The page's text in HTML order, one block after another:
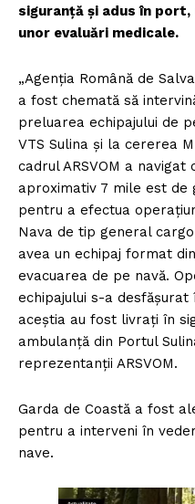
siguranță și adus în port,
unor evaluări medicale.
„Agenția Română de
a fost chemată să
preluarea echipajului de
VTS Sulina și la cererea
cadrul ARSVOM a
aproximativ 7 mile est de
pentru a efectua
Nava de tip general
avea un echipaj format
evacuarea de pe navă.
echipajului s-a
aceștia au fost livrați în
ambulanță din Portul
reprezentanții ARSVOM.
Garda de Coastă a fost
pentru a interveni în
nave.